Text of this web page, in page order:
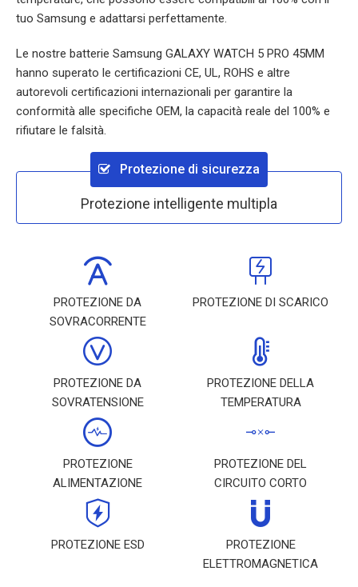
tuo Samsung e adattarsi perfettamente.
Le nostre batterie Samsung GALAXY WATCH 5 PRO 45MM
hanno superato le certificazioni CE, UL, ROHS e altre
autorevoli certificazioni internazionali per garantire la
conformità alle specifiche OEM, la capacità reale del 100% e
rifiutare le falsità.
Protezione di sicurezza
Protezione intelligente multipla
PROTEZIONE DA
SOVRACORRENTE
PROTEZIONE DI SCARICO
PROTEZIONE DA
SOVRATENSIONE
PROTEZIONE DELLA
TEMPERATURA
PROTEZIONE
ALIMENTAZIONE
PROTEZIONE DEL
CIRCUITO CORTO
PROTEZIONE ESD
PROTEZIONE
ELETTROMAGNETICA